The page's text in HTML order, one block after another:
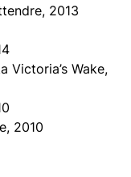
, 2013
Victoria’s Wake,
, 2010